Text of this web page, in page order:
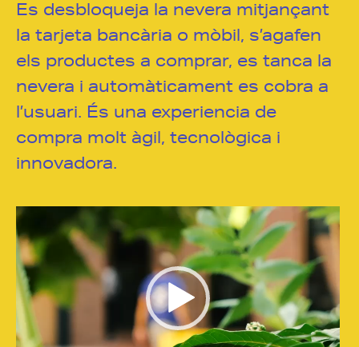
Es desbloqueja la nevera mitjançant
la tarjeta bancària o mòbil, s’agafen
els productes a comprar, es tanca la
nevera i automàticament es cobra a
l’usuari. És una experiencia de
compra molt àgil, tecnològica i
innovadora.
Reproductor
de
vídeo